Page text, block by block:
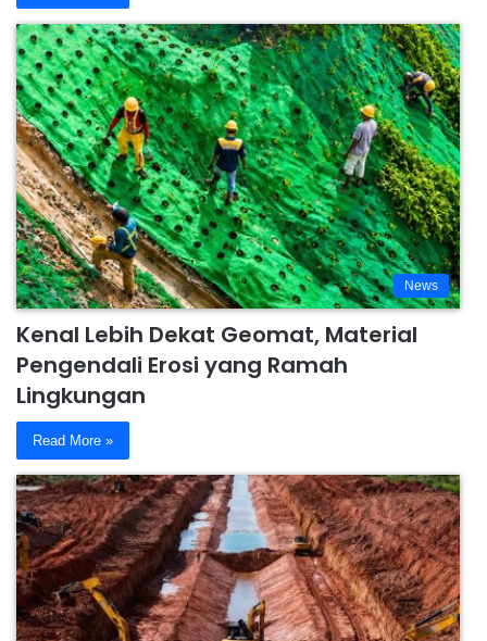
News
Kenal Lebih Dekat Geomat, Material
Pengendali Erosi yang Ramah
Lingkungan
Read More »